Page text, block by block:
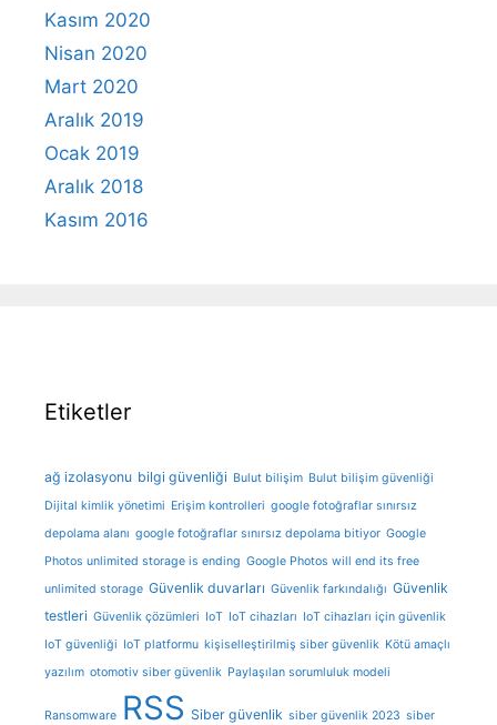
Kasım 2020
Nisan 2020
Mart 2020
Aralık 2019
Ocak 2019
Aralık 2018
Kasım 2016
Etiketler
ağ izolasyonu bilgi güvenliği Bulut bilişim Bulut bilişim güvenliği
Dijital kimlik yönetimi Erişim kontrolleri google fotoğraflar sınırsız
depolama alanı google fotoğraflar sınırsız depolama bitiyor Google
Photos unlimited storage is ending Google Photos will end its free
unlimited storage Güvenlik duvarları Güvenlik farkındalığı Güvenlik
testleri Güvenlik çözümleri IoT IoT cihazları IoT cihazları için güvenlik
IoT güvenliği IoT platformu kişiselleştirilmiş siber güvenlik Kötü amaçlı
yazılım otomotiv siber güvenlik Paylaşılan sorumluluk modeli
Ransomware RSS Siber güvenlik siber güvenlik 2023 siber